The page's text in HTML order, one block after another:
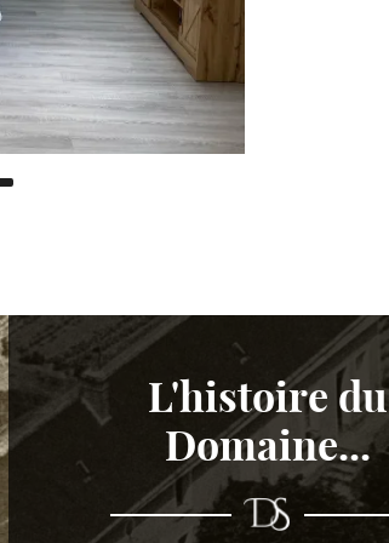
L'histoire du
Domaine...